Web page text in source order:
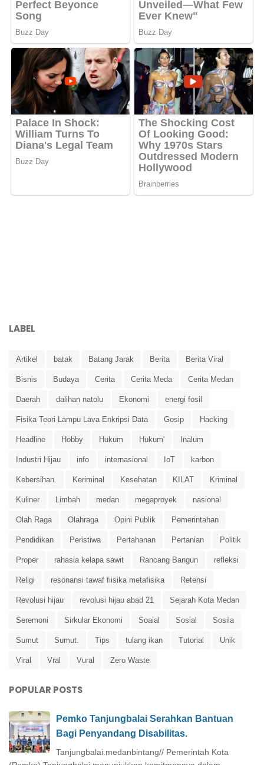
LABEL
Artikel batak Batang Jarak Berita Berita Viral
Bisnis Budaya Cerita Cerita Meda Cerita Medan
Daerah dalihan natolu Ekonomi energi fosil
Fisika Teori Lampu Lava Enkripsi Data Gosip Hacking
Headline Hobby Hukum Hukum' Inalum
Industri Hijau info internasional IoT karbon
Kebersihan. Keriminal Kesehatan KILAT Kriminal
Kuliner Limbah medan megaproyek nasional
Olah Raga Olahraga Opini Publik Pemerintahan
Pendidikan Peristiwa Pertahanan Pertanian Politik
Proper rahasia kelapa sawit Rancang Bangun refleksi
Religi resonansi tawaf fiisika metafisika Retensi
Revolusi hijau revolusi hijau abad 21 Sejarah Kota Medan
Seremoni Sirkular Ekonomi Soaial Sosial Sosila
Sumut Sumut. Tips tulang ikan Tutorial Unik
Viral Vral Vural Zero Waste
POPULAR POSTS
Pemko Tanjungbalai Serahkan Bantuan
Bagi Penyandang Disabilitas.
Tanjungbalai.medanbintang// Pemerintah Kota